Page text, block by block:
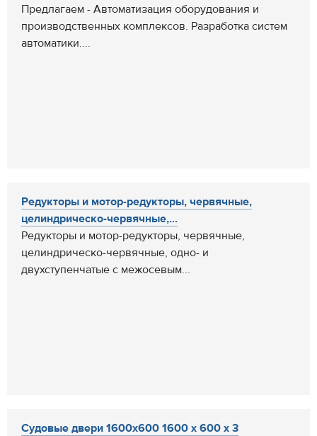
Предлагаем - Автоматизация оборудования и
производственных комплексов. Разработка систем
автоматики....
Редукторы и мотор-редукторы, червячные,
целиндрическо-червячные,...
Редукторы и мотор-редукторы, червячные,
целиндрическо-червячные, одно- и
двухступенчатые с межосевым...
Судовые двери 1600х600 1600 х 600 х 3